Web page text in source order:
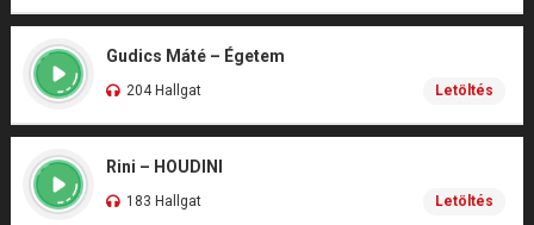
Gudics Máté – Égetem
204 Hallgat Letöltés
Rini – HOUDINI
183 Hallgat Letöltés